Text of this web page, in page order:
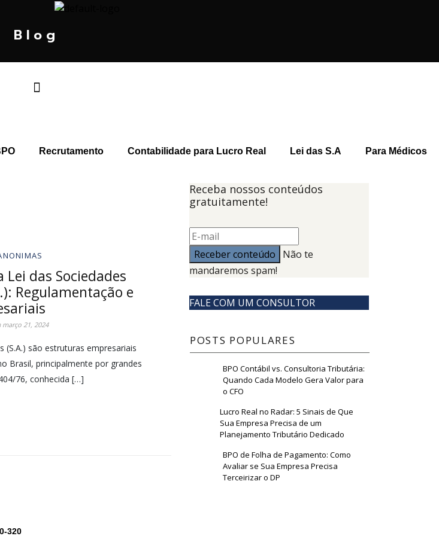
Blog
Recrutamento Contabilidade para Lucro Real Lei das S.A Para Médicos
Lei das Sociedades
Regulamentação e
março 21, 2024
(S.A.) são estruturas empresariais
Brasil, principalmente por grandes
76, conhecida […]
Receba nossos conteúdos
gratuitamente!
Não te
mandaremos spam!
FALE COM UM CONSULTOR
POSTS POPULARES
BPO Contábil vs. Consultoria Tributária:
Quando Cada Modelo Gera Valor para
o CFO
Lucro Real no Radar: 5 Sinais de Que
Sua Empresa Precisa de um
Planejamento Tributário Dedicado
BPO de Folha de Pagamento: Como
Avaliar se Sua Empresa Precisa
Terceirizar o DP
320